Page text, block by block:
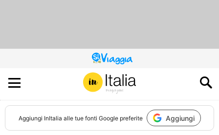
QUESTO
SITO
CONTRIBUISCE
ALL’AUDIENCE
DI
Aggiungi InItalia alle tue fonti Google preferite Aggiungi